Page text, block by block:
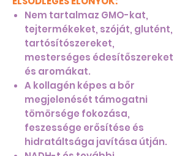
Nem tartalmaz GMO-kat,
tejtermékeket, szóját, glutént,
tartósítószereket,
mesterséges édesítőszereket
és aromákat.
A kollagén képes a bőr
megjelenését támogatni
tömörsége fokozása,
feszessége erősítése és
hidratáltsága javítása útján.